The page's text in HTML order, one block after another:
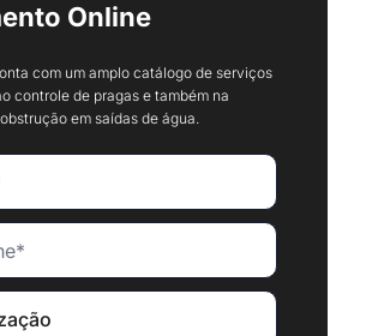
Online
com um amplo catálogo de serviços
controle de pragas e também na
em saídas de água.